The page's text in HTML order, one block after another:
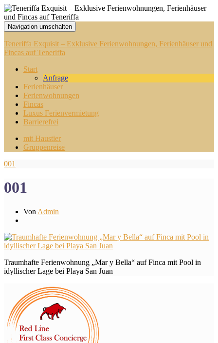
Navigation umschalten
Teneriffa Exquisit – Exklusive Ferienwohnungen, Ferienhäuser und
Fincas auf Teneriffa
Start
Anfrage
Ferienhäuser
Ferienwohnungen
Fincas
Luxus Ferienvermietung
Barrierefrei
mit Haustier
Gruppenreise
001
001
Von Admin
Traumhafte Ferienwohnung „Mar y Bella“ auf Finca mit Pool in
idyllischer Lage bei Playa San Juan